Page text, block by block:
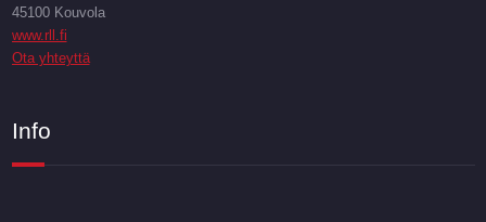
45100 Kouvola
www.rll.fi
Ota yhteyttä
Info